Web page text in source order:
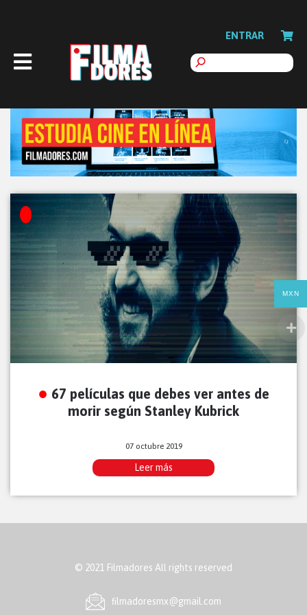
ENTRAR
67 películas que debes ver antes de
morir según Stanley Kubrick
07 octubre 2019
Leer más
© 2021 Filmadores All rights reserved
ﬁlmadoresmx@gmail.com
MXN